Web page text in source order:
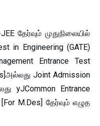
தேர்வும் முதுநிலையில்
in Engineering (GATE)
Entrance Test
Joint Admission
yJCommon Entrance
M.Des] தேர்வும் எழுத